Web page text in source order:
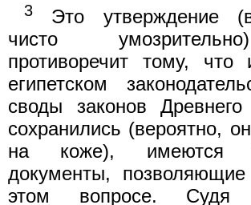
3
Это утверждение
чисто
противоречит тому, что
египетском
своды законов
сохранились (вероятно,
на коже), имеются
документы,
этом вопросе.